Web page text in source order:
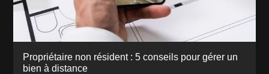
Propriétaire non résident : 5 conseils pour gérer un
bien à distance